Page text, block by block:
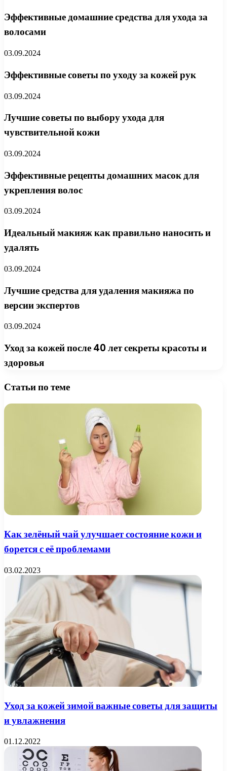
Эффективные домашние средства для ухода за
волосами
03.09.2024
Эффективные советы по уходу за кожей рук
03.09.2024
Лучшие советы по выбору ухода для
чувствительной кожи
03.09.2024
Эффективные рецепты домашних масок для
укрепления волос
03.09.2024
Идеальный макияж как правильно наносить и
удалять
03.09.2024
Лучшие средства для удаления макияжа по
версии экспертов
03.09.2024
Уход за кожей после 40 лет секреты красоты и
здоровья
Статьи по теме
Как зелёный чай улучшает состояние кожи и
борется с её проблемами
03.02.2023
Уход за кожей зимой важные советы для защиты
и увлажнения
01.12.2022